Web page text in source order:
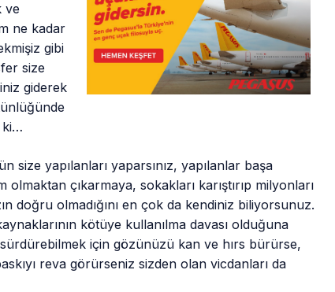
ve
ne kadar
gibi
size
giderek
ki…
size yapılanları yaparsınız, yapılanlar başa
çıkarmaya, sokakları karıştırıp milyonları
doğru olmadığını en çok da kendiniz biliyorsunuz.
kötüye kullanılma davası olduğuna
sürdürebilmek için gözünüzü kan ve hırs bürürse,
reva görürseniz sizden olan vicdanları da